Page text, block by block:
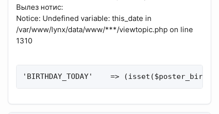
Вылез нотис:
Notice: Undefined variable: this_date in
/var/www/lynx/data/www/***/viewtopic.php on line
1310
'BIRTHDAY_TODAY'    =>